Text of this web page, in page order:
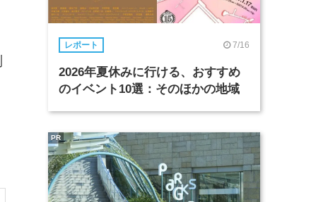
レポート 7/16
2026年夏休みに行ける、おすすめ
のイベント10選：そのほかの地域
PR